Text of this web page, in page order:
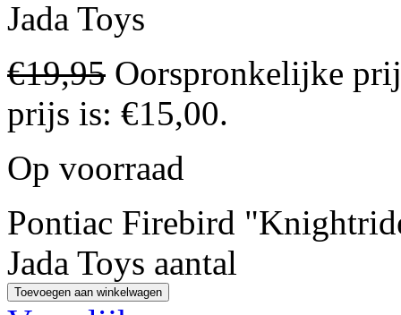
Jada Toys
€19,95 Oorspronkelijke
prijs is: €15,00.
Op voorraad
Pontiac Firebird
Jada Toys aantal
Toevoegen aan winkelwagen